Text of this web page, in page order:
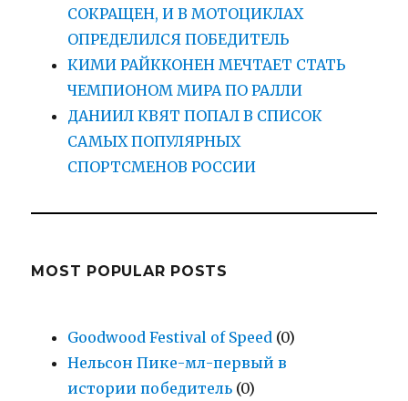
СОКРАЩЕН, И В МОТОЦИКЛАХ
ОПРЕДЕЛИЛСЯ ПОБЕДИТЕЛЬ
КИМИ РАЙККОНЕН МЕЧТАЕТ СТАТЬ
ЧЕМПИОНОМ МИРА ПО РАЛЛИ
ДАНИИЛ КВЯТ ПОПАЛ В СПИСОК
САМЫХ ПОПУЛЯРНЫХ
СПОРТСМЕНОВ РОССИИ
MOST POPULAR POSTS
Goodwood Festival of Speed (0)
Нельсон Пике-мл-первый в
истории победитель (0)